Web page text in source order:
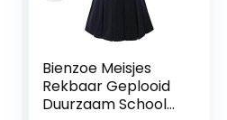
Bienzoe Meisjes
Rekbaar Geplooid
Duurzaam School